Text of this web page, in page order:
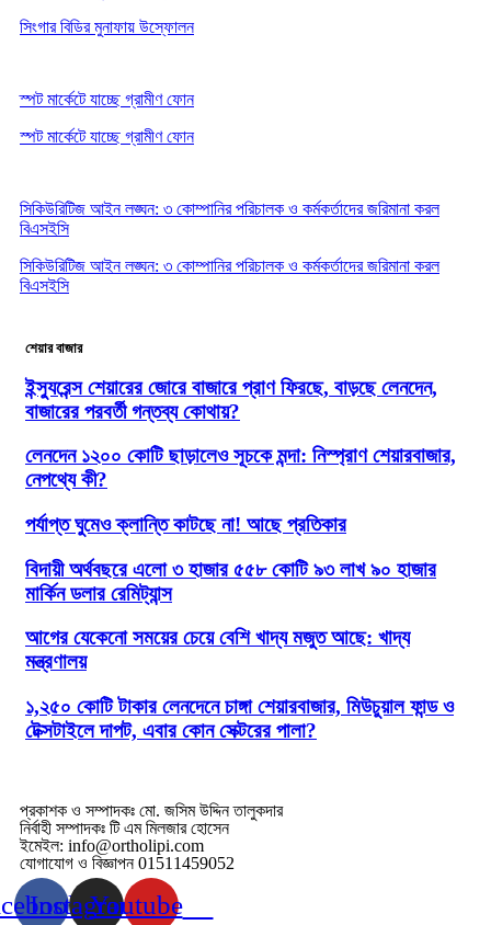
সিংগার বিডির মুনাফায় উস্ফোলন
স্পট মার্কেটে যাচ্ছে গ্রামীণ ফোন
স্পট মার্কেটে যাচ্ছে গ্রামীণ ফোন
সিকিউরিটিজ আইন লঙ্ঘন: ৩ কোম্পানির পরিচালক ও কর্মকর্তাদের জরিমানা করল
বিএসইসি
সিকিউরিটিজ আইন লঙ্ঘন: ৩ কোম্পানির পরিচালক ও কর্মকর্তাদের জরিমানা করল
বিএসইসি
শেয়ার বাজার
ইন্স্যুরেন্স শেয়ারের জোরে বাজারে প্রাণ ফিরছে, বাড়ছে লেনদেন,
বাজারের পরবর্তী গন্তব্য কোথায়?
লেনদেন ১২০০ কোটি ছাড়ালেও সূচকে মন্দা: নিস্প্রাণ শেয়ারবাজার,
নেপথ্যে কী?
পর্যাপ্ত ঘুমেও ক্লান্তি কাটছে না! আছে প্রতিকার
বিদায়ী অর্থবছরে এলো ৩ হাজার ৫৫৮ কোটি ৯৩ লাখ ৯০ হাজার
মার্কিন ডলার রেমিট্যান্স
আগের যেকেনো সময়ের চেয়ে বেশি খাদ্য মজুত আছে: খাদ্য
মন্ত্রণালয়
১,২৫০ কোটি টাকার লেনদেনে চাঙ্গা শেয়ারবাজার, মিউচুয়াল ফান্ড ও
টেক্সটাইলে দাপট, এবার কোন সেক্টরের পালা?
প্রকাশক ও সম্পাদকঃ মো. জসিম উদ্দিন তালুকদার
নির্বাহী সম্পাদকঃ টি এম মিলজার হোসেন
ইমেইল: info@ortholipi.com
যোগাযোগ ও বিজ্ঞাপন 01511459052
Instagram
Youtube